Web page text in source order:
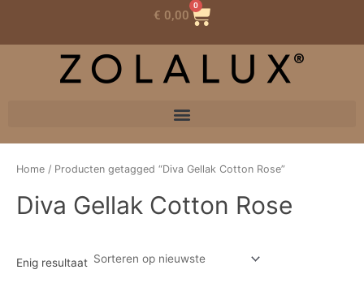
€ 0,00
0
Winkelwagen
Home / Producten getagged “Diva Gellak Cotton Rose”
Diva Gellak Cotton Rose
Enig resultaat